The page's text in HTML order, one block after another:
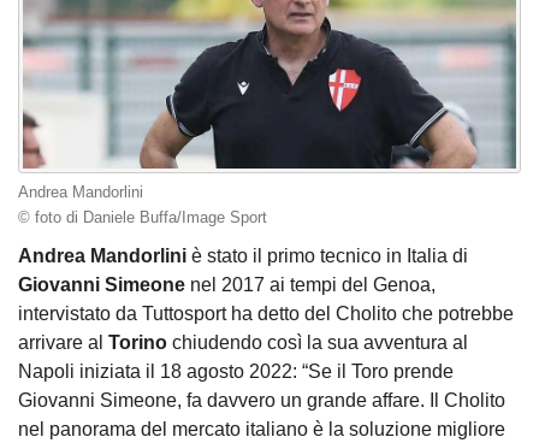
Andrea Mandorlini
© foto di Daniele Buffa/Image Sport
Andrea Mandorlini è stato il primo tecnico in Italia di
Giovanni Simeone nel 2017 ai tempi del Genoa,
intervistato da Tuttosport ha detto del Cholito che potrebbe
arrivare al Torino chiudendo così la sua avventura al
Napoli iniziata il 18 agosto 2022: “Se il Toro prende
Giovanni Simeone, fa davvero un grande affare. Il Cholito
nel panorama del mercato italiano è la soluzione migliore